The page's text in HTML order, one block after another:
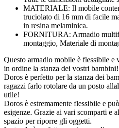
MATERIALE: Il mobile
truciolato di 16 mm di facile
in resina melaminica.
FORNITURA: Armadio
montaggio, Materiale di
Questo armadio mobile è flessibile e
in ordine la stanza dei vostri
Doros è perfetto per la stanza dei
ragazzi farlo rotolare da un posto
utile!
Doros è estremamente flessibile e
esigenze. Grazie ai vari scomparti e
spazio per riporre gli oggetti.